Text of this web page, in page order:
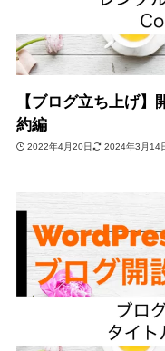
【ブログ立ち上げ
約編
2022年4月20日 2024年3月14